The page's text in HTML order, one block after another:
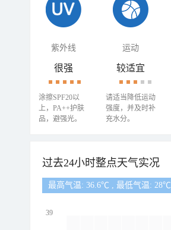
紫外线 运动
很强
涂擦SPF20以
上，PA++护肤
品，避强光。
较适宜
请适当降低运动
强度，并及时补
充水分。
过去24小时整点天气实况
最高气温: 36.6℃ , 最低气温: 28℃
39